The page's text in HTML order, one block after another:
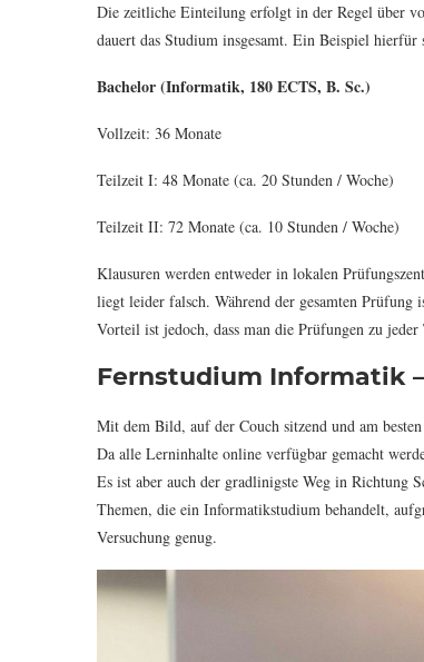
Die zeitliche Einteilung erfolgt in der Regel über
dauert das Studium insgesamt. Ein Beispiel hierfür
Bachelor (Informatik, 180 ECTS, B. Sc.)
Vollzeit: 36 Monate
Teilzeit I: 48 Monate (ca. 20 Stunden / Woche)
Teilzeit II: 72 Monate (ca. 10 Stunden / Woche)
Klausuren werden entweder in lokalen
liegt leider falsch. Während der gesamten
Vorteil ist jedoch, dass man die Prüfungen zu jeder
Fernstudium Informatik
Mit dem Bild, auf der Couch sitzend und am
Da alle Lerninhalte online verfügbar gemacht
Es ist aber auch der gradlinigste Weg in Richtung
Themen, die ein Informatikstudium behandelt,
Versuchung genug.